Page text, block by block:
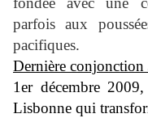
parfois aux
pacifiques.
Dernière conjonction
1er décembre
Lisbonne qui